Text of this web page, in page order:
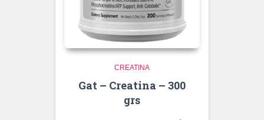
CREATINA
Gat – Creatina – 300
grs